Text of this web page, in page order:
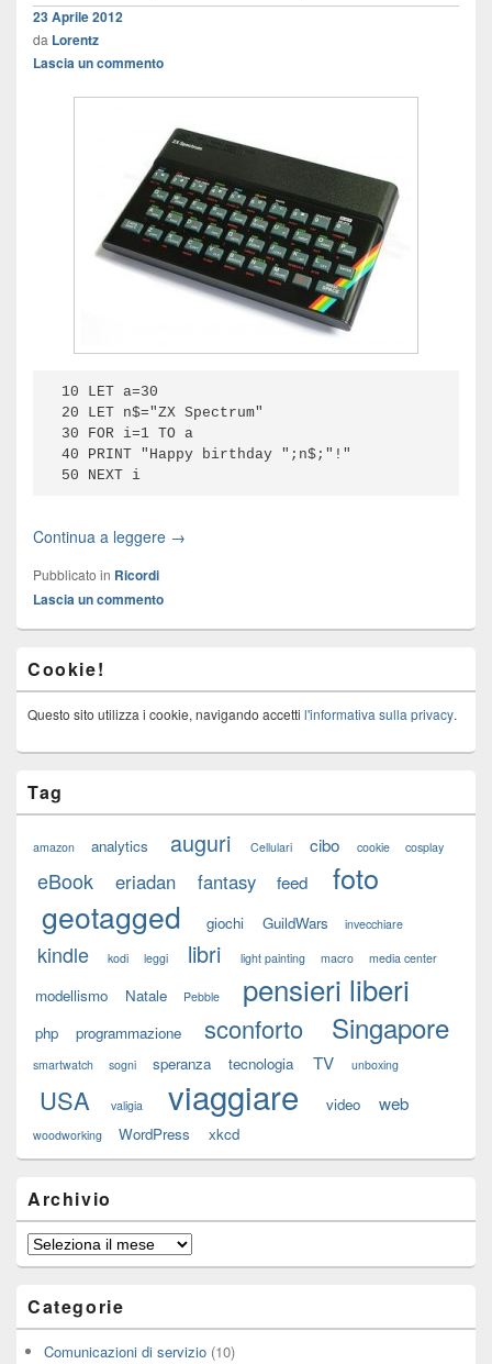
23 Aprile 2012
da Lorentz
Lascia un commento
10 LET a=30
20 LET n$="ZX Spectrum"
30 FOR i=1 TO a
40 PRINT "Happy birthday ";n$;"!"
50 NEXT i
Continua a leggere →
Pubblicato in Ricordi
Lascia un commento
Cookie!
Questo sito utilizza i cookie, navigando accetti l'informativa sulla privacy.
Tag
amazon analytics auguri Cellulari cibo cookie cosplay
eBook eriadan fantasy feed foto
geotagged giochi GuildWars invecchiare
kindle kodi leggi libri light painting macro media center
modellismo Natale Pebble pensieri liberi
php programmazione sconforto Singapore
smartwatch sogni speranza tecnologia TV unboxing
USA valigia viaggiare video web
woodworking WordPress xkcd
Archivio
Archivio
Categorie
Comunicazioni di servizio (10)